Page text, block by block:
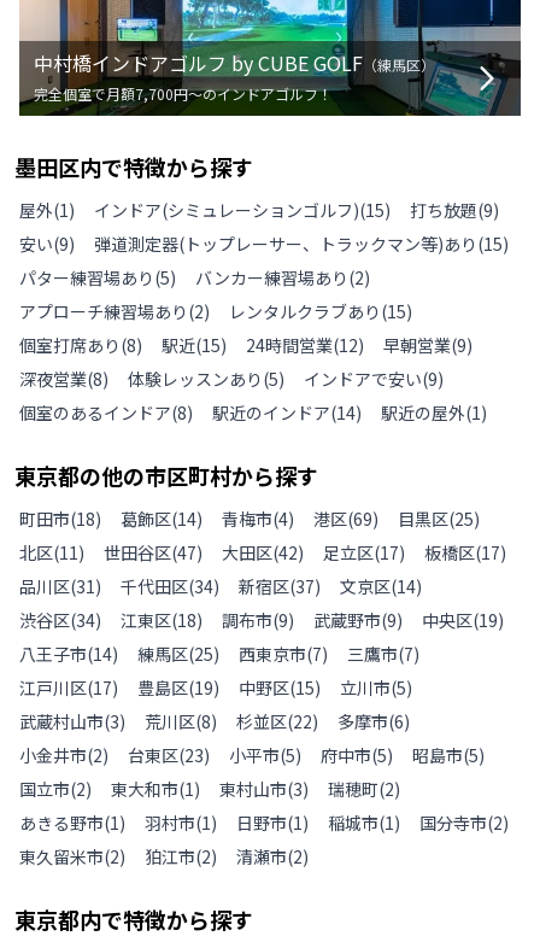
中村橋インドアゴルフ by CUBE GOLF （練馬区）
完全個室で月額7,700円〜のインドアゴルフ！
墨田区内で特徴から探す
屋外(1) インドア(シミュレーションゴルフ)(15) 打ち放題(9)
安い(9) 弾道測定器(トップレーサー、トラックマン等)あり (15)
パター練習場あり (5) バンカー練習場あり (2)
アプローチ練習場あり (2) レンタルクラブあり (15)
個室打席あり (8) 駅近(15) 24時間営業(12) 早朝営業(9)
深夜営業(8) 体験レッスンあり (5) インドアで安い(9)
個室のあるインドア(8) 駅近のインドア(14) 駅近の屋外(1)
東京都の他の市区町村から探す
町田市(18) 葛飾区(14) 青梅市(4) 港区(69) 目黒区(25)
北区(11) 世田谷区(47) 大田区(42) 足立区(17) 板橋区(17)
品川区(31) 千代田区(34) 新宿区(37) 文京区(14)
渋谷区(34) 江東区(18) 調布市(9) 武蔵野市(9) 中央区(19)
八王子市(14) 練馬区(25) 西東京市(7) 三鷹市(7)
江戸川区(17) 豊島区(19) 中野区(15) 立川市(5)
武蔵村山市(3) 荒川区(8) 杉並区(22) 多摩市(6)
小金井市(2) 台東区(23) 小平市(5) 府中市(5) 昭島市(5)
国立市(2) 東大和市(1) 東村山市(3) 瑞穂町(2)
あきる野市(1) 羽村市(1) 日野市(1) 稲城市(1) 国分寺市(2)
東久留米市(2) 狛江市(2) 清瀬市(2)
東京都内で特徴から探す